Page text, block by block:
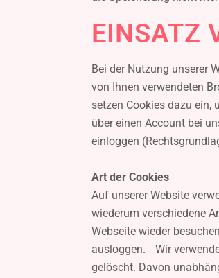
EINSATZ
Bei der Nutzung unserer
von Ihnen verwendeten
setzen Cookies dazu ein,
über einen Account bei
einloggen
Art der Cookies
Auf unserer Website
wiederum verschiedene
Webseite wieder
ausloggen. Wir
gelöscht. Davon